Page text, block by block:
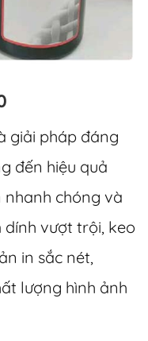
giải pháp đáng
đến hiệu quả
chóng và
dính vượt trội, keo
in sắc nét,
lượng hình ảnh